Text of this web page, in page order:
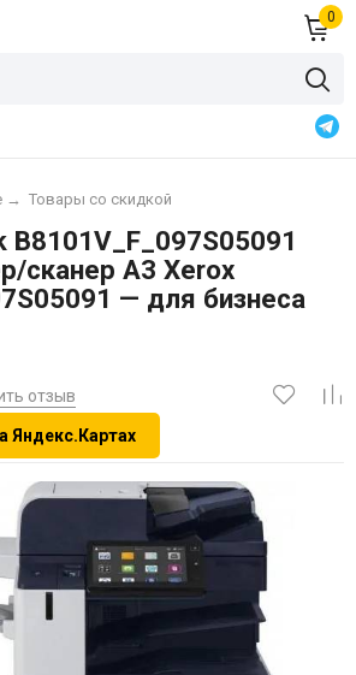
0
→ Товары со скидкой
B8101V_F_097S05091
сканер А3 Xerox
— для бизнеса
отзыв
Яндекс.Картах